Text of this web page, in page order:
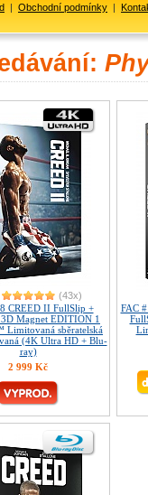
| Obchodní podmínky |
(43x)
CREED II FullSlip +
Magnet EDITION 1
Limitovaná sběratelská
(4K Ultra HD + Blu-
ray)
2 999 Kč
FAC